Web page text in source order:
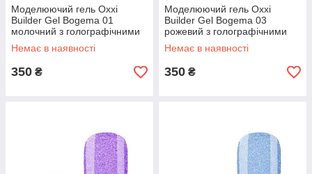
Моделюючий гель Oxxi
Builder Gel Bogema 01
молочний з голографічними
блискітками, 15 мл
Немає в наявності
350 ₴
Моделюючий гель Oxxi
Builder Gel Bogema 03
рожевий з голографічними
блискітками, 15 мл
Немає в наявності
350 ₴